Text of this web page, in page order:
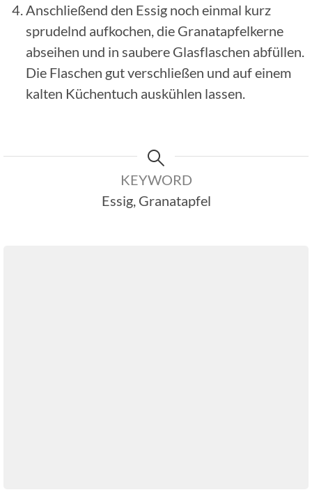
Anschließend den Essig noch einmal kurz
sprudelnd aufkochen, die Granatapfelkerne
abseihen und in saubere Glasflaschen abfüllen.
Die Flaschen gut verschließen und auf einem
kalten Küchentuch auskühlen lassen.
KEYWORD
Essig, Granatapfel